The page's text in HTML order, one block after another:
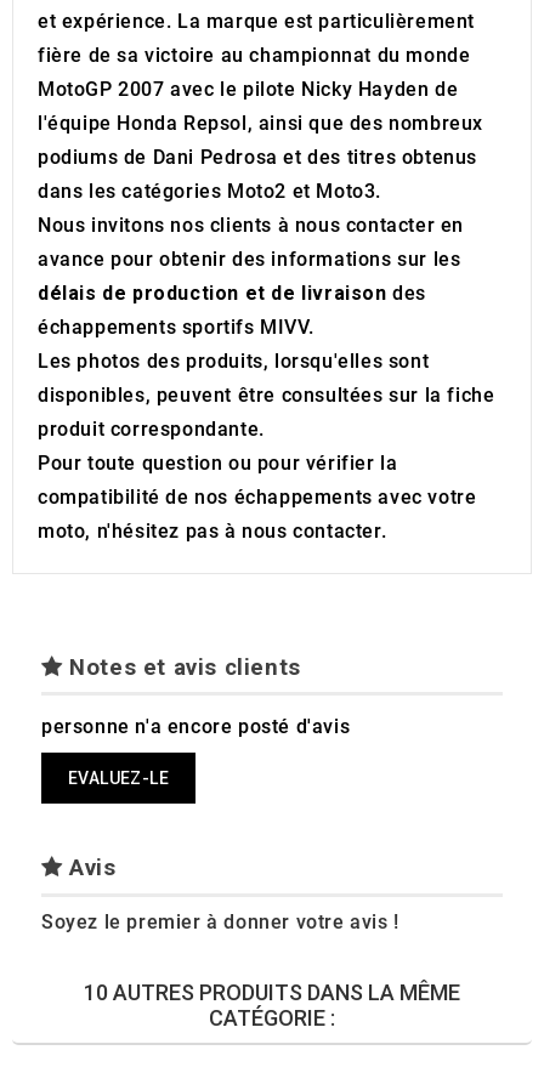
et expérience. La marque est particulièrement
fière de sa victoire au championnat du monde
MotoGP 2007 avec le pilote Nicky Hayden de
l'équipe Honda Repsol, ainsi que des nombreux
podiums de Dani Pedrosa et des titres obtenus
dans les catégories Moto2 et Moto3.
Nous invitons nos clients à nous contacter en
avance pour obtenir des informations sur les
délais de production et de livraison des
échappements sportifs MIVV.
Les photos des produits, lorsqu'elles sont
disponibles, peuvent être consultées sur la fiche
produit correspondante.
Pour toute question ou pour vérifier la
compatibilité de nos échappements avec votre
moto, n'hésitez pas à nous contacter.
Notes et avis clients
personne n'a encore posté d'avis
EVALUEZ-LE
Avis
Soyez le premier à donner votre avis !
10 AUTRES PRODUITS DANS LA MÊME
CATÉGORIE :